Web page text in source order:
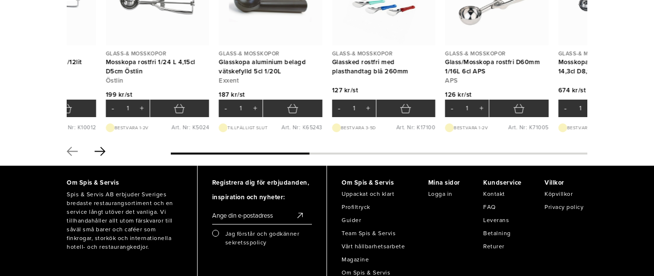
Auto Stöckel 1/12lit
Art. Nr: K10012
GLASS-& MOSSKOPOR
Mosskopa rostfri 1/24 L 4,15cl
D5cm Östlin
Östlin
199 kr/st
- +
BEST.VARA 1-2V Art. Nr: K5024
GLASS-& MOSSKOPOR
Glasskopa aluminium belagd
vätskefylld 5cl 1/20L
Exxent
187 kr/st
- +
TILLFÄLLIGT SLUT Art. Nr: K65243
GLASS-& MOSSKOPOR
Glassked rostfri med
plasthandtag blå 260mm
127 kr/st
- +
BEST.VARA 3-5D Art. Nr: K17100
GLASS-& MOSSKOPOR
Glass/Mosskopa rostfri D60mm
1/16L 6cl APS
APS
126 kr/st
- +
BEST.VARA 1-2V Art. Nr: K71005
GLASS-& MOSSKOPOR
Mosskopa Auto Stöckel 1/7lit
14,3cl D8,1cm Östlin
674 kr/st
-
BEST.VARA 1-2V
Om Spis & Servis
Spis & Servis AB erbjuder Sveriges
bredaste restaurangsortiment och en
service långt utöver det vanliga. Vi
tillhandahåller allt utom färskvaror till
såväl små barer och caféer som
finkrogar, storkök och internationella
hotell- och restaurangkedjor.
Registrera dig för erbjudanden,
inspiration och nyheter:
Jag förstår och godkänner
sekretsspolicy
Om Spis & Servis
Uppackat och klart
Profiltryck
Guider
Team Spis & Servis
Vårt hållbarhetsarbete
Magazine
Om Spis & Servis
Mina sidor
Logga in
Kundservice
Kontakt
FAQ
Leverans
Betalning
Returer
Villkor
Köpvillkor
Privacy policy